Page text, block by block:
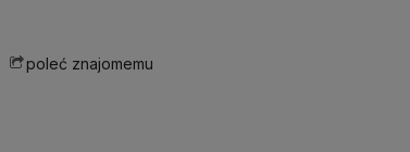
poleć znajomemu